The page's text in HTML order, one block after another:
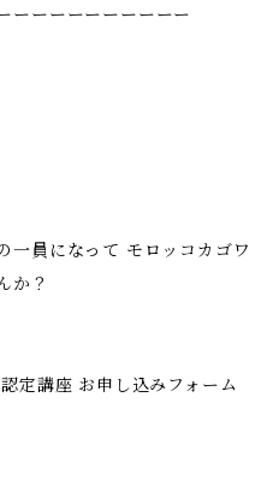
ーーーーーーーーーー
一員になって モロッコカゴワ
か？
定講座 お申し込みフォーム